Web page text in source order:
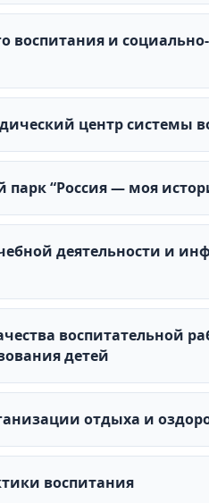
воспитания и
центр системы
“Россия — моя
деятельности и
воспитательной
детей
отдыха и
воспитания